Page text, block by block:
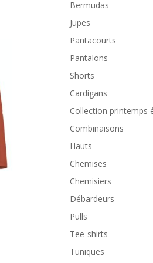
Bermudas
Jupes
Pantacourts
Pantalons
Shorts
Cardigans
Collection printemps
Combinaisons
Hauts
Chemises
Chemisiers
Débardeurs
Pulls
Tee-shirts
Tuniques